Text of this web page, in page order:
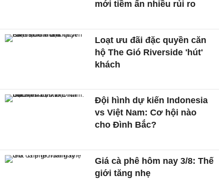
mới tiềm ẩn nhiều rủi ro
Loạt ưu đãi đặc quyền căn
hộ The Gió Riverside 'hút'
khách
Đội hình dự kiến Indonesia
vs Việt Nam: Cơ hội nào
cho Đình Bắc?
Giá cà phê hôm nay 3/8: Thế
giới tăng nhẹ